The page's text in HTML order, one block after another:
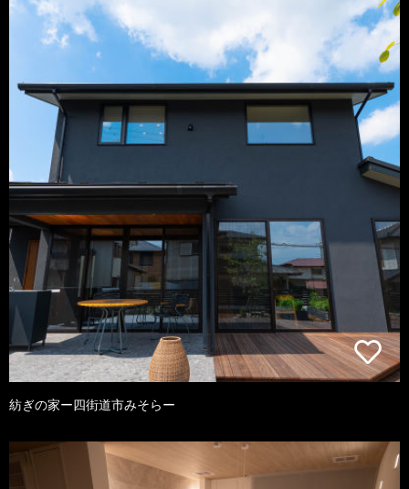
紡ぎの家ー四街道市みそらー